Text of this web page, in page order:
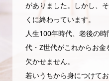
がありました。しかし、
くに終わっています。
人生100年時代、老後の
代・Z世代がこれからお
欠かせません。
若いうちから身につけて